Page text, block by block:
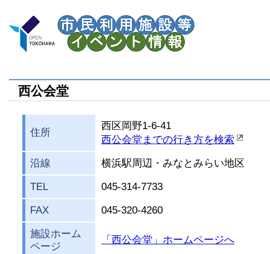
西公会堂
住所
西区岡野1-6-41
西公会堂までの行き方を検索
沿線 横浜駅周辺・みなとみらい地区
TEL 045-314-7733
FAX 045-320-4260
施設ホーム
ページ
「西公会堂」ホームページへ